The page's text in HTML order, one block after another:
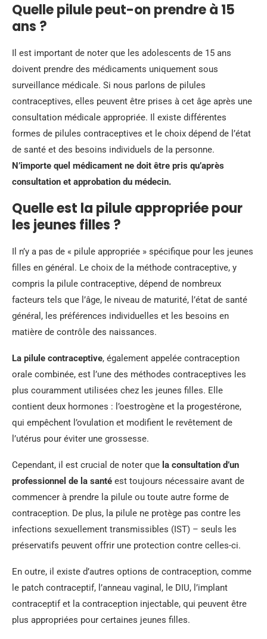
Quelle pilule peut-on prendre à 15
ans ?
Il est important de noter que les adolescents de 15 ans
doivent prendre des médicaments uniquement sous
surveillance médicale. Si nous parlons de pilules
contraceptives, elles peuvent être prises à cet âge après une
consultation médicale appropriée. Il existe différentes
formes de pilules contraceptives et le choix dépend de l’état
de santé et des besoins individuels de la personne.
N’importe quel médicament ne doit être pris qu’après
consultation et approbation du médecin.
Quelle est la pilule appropriée pour
les jeunes filles ?
Il n’y a pas de « pilule appropriée » spécifique pour les jeunes
filles en général. Le choix de la méthode contraceptive, y
compris la pilule contraceptive, dépend de nombreux
facteurs tels que l’âge, le niveau de maturité, l’état de santé
général, les préférences individuelles et les besoins en
matière de contrôle des naissances.
La pilule contraceptive, également appelée contraception
orale combinée, est l’une des méthodes contraceptives les
plus couramment utilisées chez les jeunes filles. Elle
contient deux hormones : l’oestrogène et la progestérone,
qui empêchent l’ovulation et modifient le revêtement de
l’utérus pour éviter une grossesse.
Cependant, il est crucial de noter que la consultation d’un
professionnel de la santé est toujours nécessaire avant de
commencer à prendre la pilule ou toute autre forme de
contraception. De plus, la pilule ne protège pas contre les
infections sexuellement transmissibles (IST) – seuls les
préservatifs peuvent offrir une protection contre celles-ci.
En outre, il existe d’autres options de contraception, comme
le patch contraceptif, l’anneau vaginal, le DIU, l’implant
contraceptif et la contraception injectable, qui peuvent être
plus appropriées pour certaines jeunes filles.